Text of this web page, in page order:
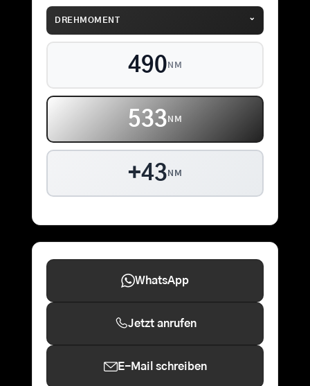
DREHMOMENT ⌄
490 NM
533 NM
+43 NM
WhatsApp
Jetzt anrufen
E-Mail schreiben